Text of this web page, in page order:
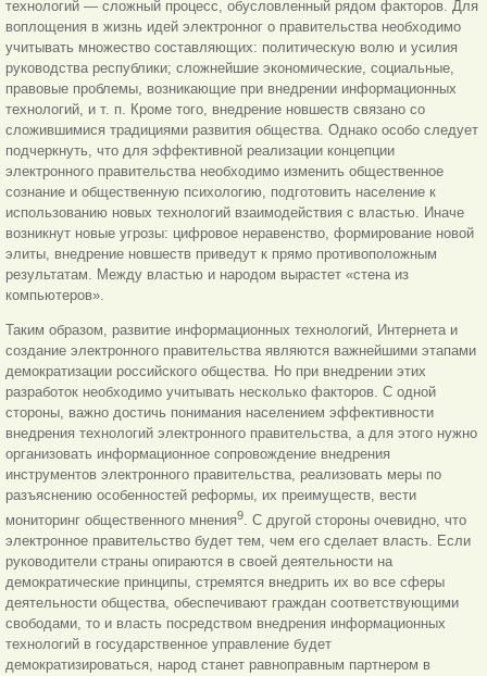
технологий — сложный процесс, обусловленный рядом факторов. Для
воплощения в жизнь идей электронног о правительства необходимо
учитывать множество составляющих: политическую волю и усилия
руководства республики; сложнейшие экономические, социальные,
правовые проблемы, возникающие при внедрении информационных
технологий, и т. п. Кроме того, внедрение новшеств связано со
сложившимися традициями развития общества. Однако особо следует
подчеркнуть, что для эффективной реализации концепции
электронного правительства необходимо изменить общественное
сознание и общественную психологию, подготовить население к
использованию новых технологий взаимодействия с властью. Иначе
возникнут новые угрозы: цифровое неравенство, формирование новой
элиты, внедрение новшеств приведут к прямо противоположным
результатам. Между властью и народом вырастет «стена из
компьютеров».
Таким образом, развитие информационных технологий, Интернета и
создание электронного правительства являются важнейшими этапами
демократизации российского общества. Но при внедрении этих
разработок необходимо учитывать несколько факторов. С одной
стороны, важно достичь понимания населением эффективности
внедрения технологий электронного правительства, а для этого нужно
организовать информационное сопровождение внедрения
инструментов электронного правительства, реализовать меры по
разъяснению особенностей реформы, их преимуществ, вести
мониторинг общественного мнения9. С другой стороны очевидно, что
электронное правительство будет тем, чем его сделает власть. Если
руководители страны опираются в своей деятельности на
демократические принципы, стремятся внедрить их во все сферы
деятельности общества, обеспечивают граждан соответствующими
свободами, то и власть посредством внедрения информационных
технологий в государственное управление будет
демократизироваться, народ станет равноправным партнером в